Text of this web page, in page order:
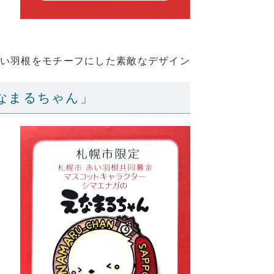
羽根をモチーフにした素敵なデザイン
るちゃん」